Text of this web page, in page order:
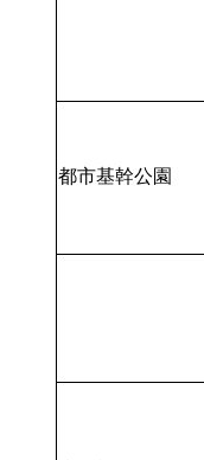
都市基幹公園